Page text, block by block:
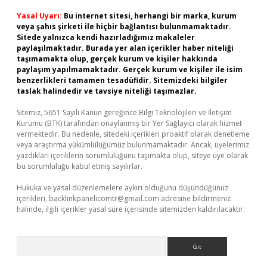
Yasal Uyarı: Bu internet sitesi, herhangi bir marka, kurum
veya şahıs şirketi ile hiçbir bağlantısı bulunmamaktadır.
Sitede yalnızca kendi hazırladığımız makaleler
paylaşılmaktadır. Burada yer alan içerikler haber niteliği
taşımamakta olup, gerçek kurum ve kişiler hakkında
paylaşım yapılmamaktadır. Gerçek kurum ve kişiler ile isim
benzerlikleri tamamen tesadüfidir. Sitemizdeki bilgiler
taslak halindedir ve tavsiye niteliği taşımazlar.
Sitemiz, 5651 Sayılı Kanun gereğince Bilgi Teknolojileri ve İletişim
Kurumu (BTK) tarafından onaylanmış bir Yer Sağlayıcı olarak hizmet
vermektedir. Bu nedenle, sitedeki içerikleri proaktif olarak denetleme
veya araştırma yükümlülüğümüz bulunmamaktadır. Ancak, üyelerimiz
yazdıkları içeriklerin sorumluluğunu taşımakta olup, siteye üye olarak
bu sorumluluğu kabul etmiş sayılırlar.
Hukuka ve yasal düzenlemelere aykırı olduğunu düşündüğünüz
içerikleri, backlinkpanelicomtr@gmail.com adresine bildirmeniz
halinde, ilgili içerikler yasal süre içerisinde sitemizden kaldırılacaktır.